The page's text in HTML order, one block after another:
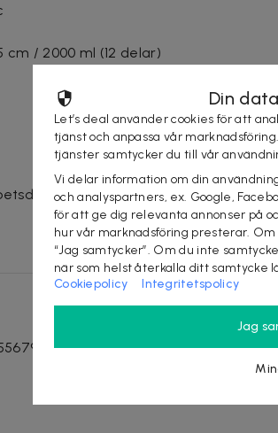
cm / 2000 ml (12 delar)
3466
Din
Let’s deal använder cookies för att
tjänst och anpassa vår
tjänster samtycker du till vår
Vi delar information om din
och analyspartners, ex. Google,
för att ge dig relevanta annonser på
hur vår marknadsföring presterar.
“Jag samtycker”. Om du inte
när som helst återkalla ditt samtycke
Cookiepolicy
Integritetspolicy
Jag